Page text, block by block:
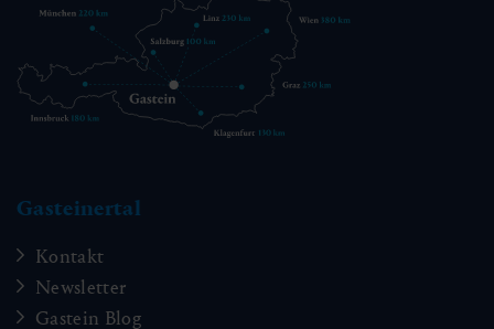
Gasteinertal
Kontakt
Newsletter
Gastein Blog